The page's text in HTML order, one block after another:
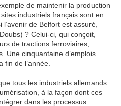
de maintenir la production
industriels français sont en
de Belfort est assuré,
Doubs) ? Celui-ci, qui conçoit,
de tractions ferroviaires,
Une cinquantaine d’emplois
fin de l’année.
tous les industriels allemands
à la façon dont ces
dans les processus